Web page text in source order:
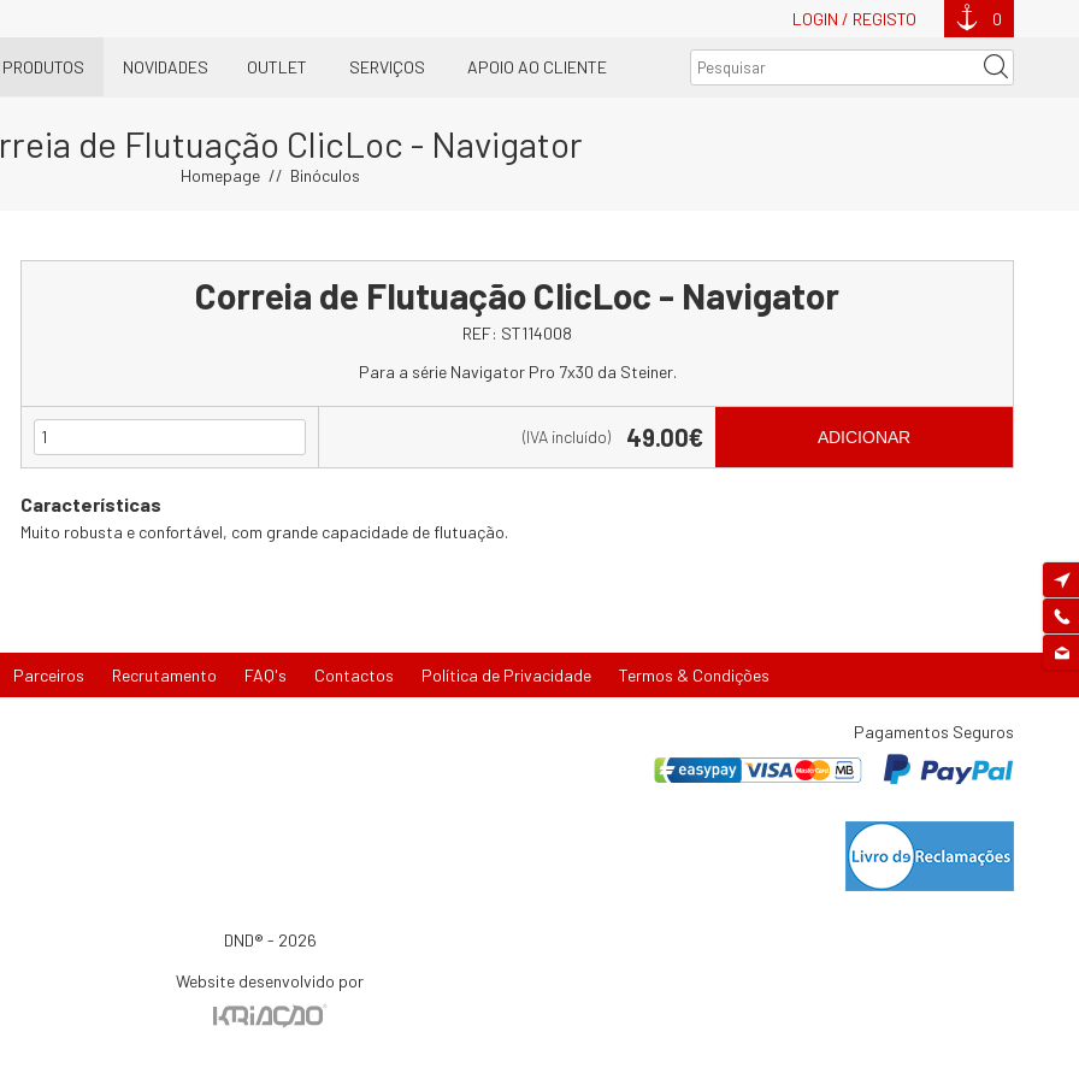
LOGIN / REGISTO 0
PRODUTOS NOVIDADES OUTLET SERVIÇOS APOIO AO CLIENTE
de Flutuação ClicLoc - Navigator
Homepage Binóculos
Correia de Flutuação ClicLoc - Navigator
REF: ST114008
Para a série Navigator Pro 7x30 da Steiner.
(IVA incluído) 49.00€ ADICIONAR
Características
Muito robusta e confortável, com grande capacidade de flutuação.
Parceiros Recrutamento FAQ's Contactos Política de Privacidade Termos & Condições
Pagamentos Seguros
DND® - 2026
Website desenvolvido por